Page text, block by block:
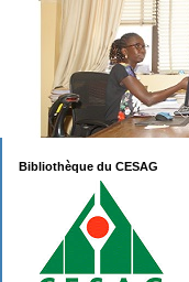
Bibliothèque du CESAG